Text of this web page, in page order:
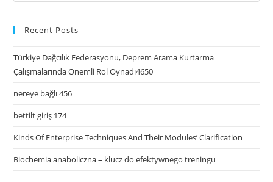
Recent Posts
Türkiye Dağcılık Federasyonu, Deprem Arama Kurtarma
Çalışmalarında Önemli Rol Oynadı4650
nereye bağlı 456
bettilt giriş 174
Kinds Of Enterprise Techniques And Their Modules’ Clarification
Biochemia anaboliczna – klucz do efektywnego treningu